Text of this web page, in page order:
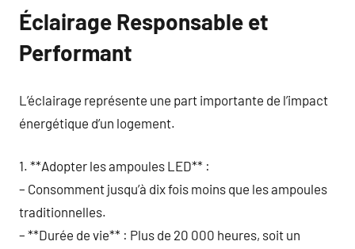
Éclairage Responsable et
Performant
L’éclairage représente une part importante de l’impact
énergétique d’un logement.
1. **Adopter les ampoules LED** :
– Consomment jusqu’à dix fois moins que les ampoules
traditionnelles.
– **Durée de vie** : Plus de 20 000 heures, soit un